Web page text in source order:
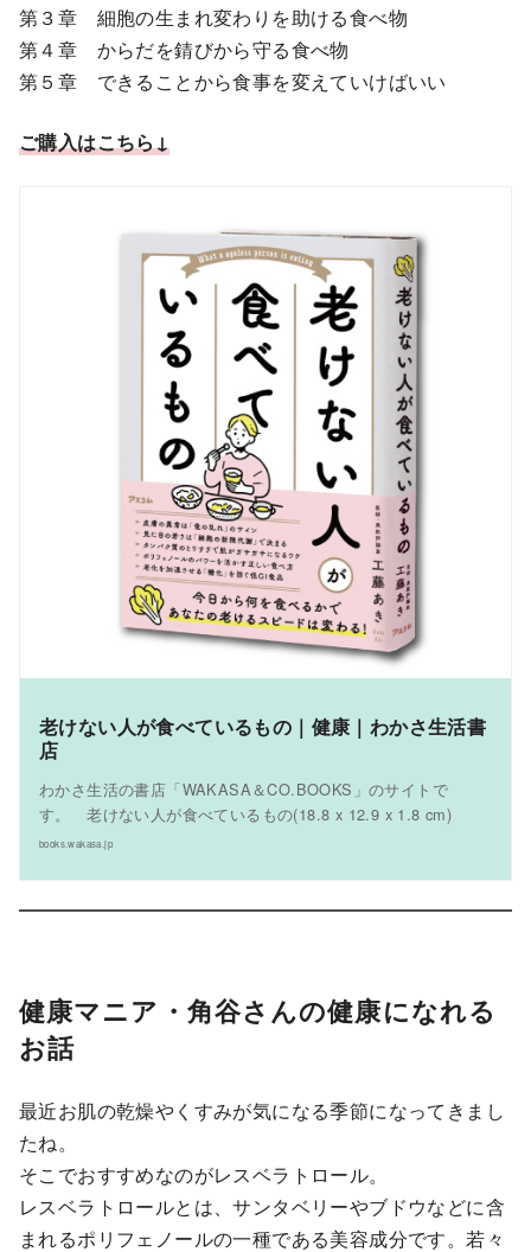
第３章 細胞の生まれ変わりを助ける食べ物
第４章 からだを錆びから守る食べ物
第５章 できることから食事を変えていけばいい
ご購入はこちら↓
老けない人が食べているもの｜健康｜わかさ生活書
店
わかさ生活の書店「WAKASA＆CO.BOOKS」のサイトで
す。 老けない人が食べているもの(18.8 x 12.9 x 1.8 cm)
books.wakasa.jp
健康マニア・角谷さんの健康になれる
お話
最近お肌の乾燥やくすみが気になる季節になってきまし
たね。
そこでおすすめなのがレスベラトロール。
レスベラトロールとは、サンタベリーやブドウなどに含
まれるポリフェノールの一種である美容成分です。若々